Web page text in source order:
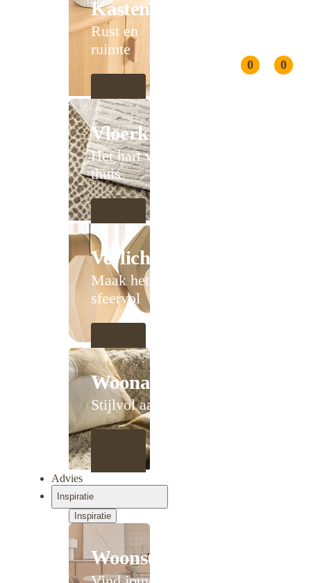
0 0
Kasten
Rust en
ruimte
Vloerkleden
Het hart van
thuis
Verlichting
Maak het
sfeervol
Woonaccessoires
Stijlvol aanschuiven
Advies
Inspiratie
Inspiratie
Woonstijlen